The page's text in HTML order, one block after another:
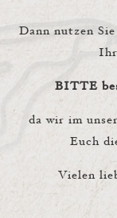
Dann nutzen
BITTE
da wir im
Euch
Vielen